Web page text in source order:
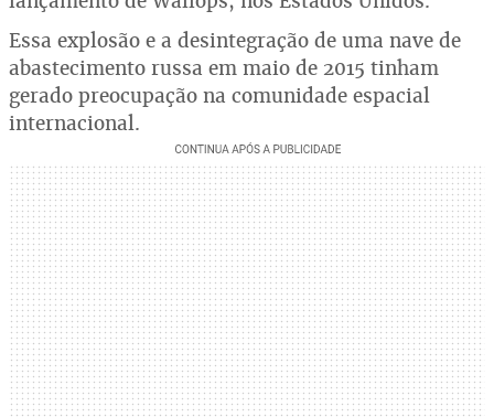
Essa explosão e a desintegração de uma nave de
abastecimento russa em maio de 2015 tinham
gerado preocupação na comunidade espacial
internacional.